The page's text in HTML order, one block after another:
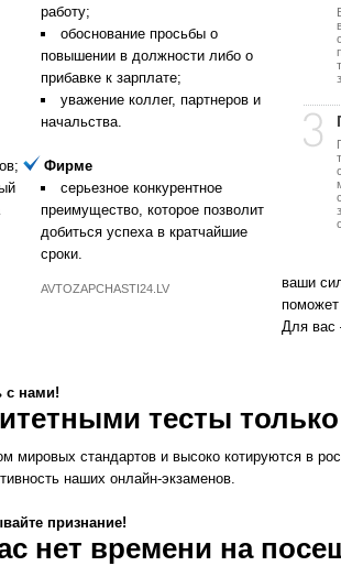
работу;
обоснование просьбы о
повышении в должности либо о
прибавке к зарплате;
уважение коллег, партнеров и
начальства.
Фирме
серьезное конкурентное
преимущество, которое позволит
добиться успеха в кратчайшие
сроки.
AVTOZAPCHASTI24.LV
ваши
Для вас
с нами!
тесты
мировых стандартов и высоко котируются в
наших онлайн-экзаменов.
признание!
нет времени на